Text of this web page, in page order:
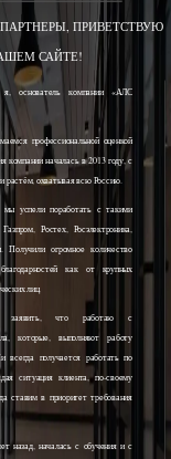
ПРИВЕТСТВУЮ
САЙТЕ!
основатель компании «АЛС
профессиональной оценкой
компании началась в 2013 году, с
растём, охватывая всю Россию.
успели поработать с такими
Ростех, Росэлектроника,
огромное количество
как от крупных
лиц.
заявить, что работаю с
которые, выполняют работу
всегда получается работать по
ситуация клиента, по-своему
ставим в приоритет требования
назад, началась с обучения и с